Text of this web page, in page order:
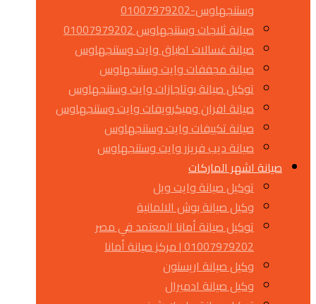
وستنجهاوس-01007979202
صيانة ثلاجات وستنجهاوس 01007979202
صيانة غسالات اطباق وايت وستنجهاوس
صيانة مجففات وايت وستنجهاوس
توكيل صيانة بوتاجازات وايت وستنجهاوس
صيانة افران وميكرويفات وايت وستنجهاوس
صيانة تكييفات وايت وستنجهاوس
صيانة ديب فريزر وايت وستنجهاوس
صيانة اشهر الماركات
توكيل صيانة وايت ويل
وكيل صيانة بوش الالمانية
توكيل صيانة أمانا المعتمد في مصر
01007979202 | مركز صيانة أمانا
وكيل صيانة اريستون
وكيل صيانة ادميرال